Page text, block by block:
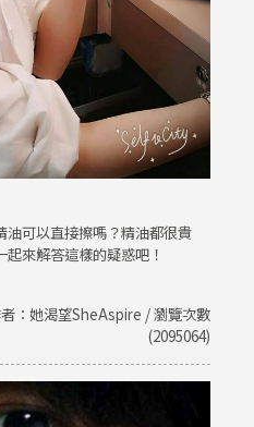
可以直接擦嗎？精油都很貴
來解答這樣的疑惑吧！
：她渴望SheAspire / 瀏覽次數
(2095064)